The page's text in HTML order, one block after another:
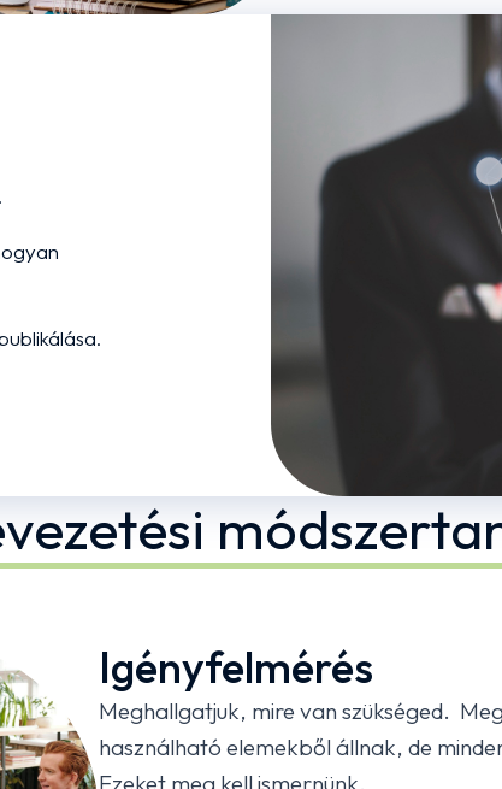
Igényfelmérés
Meghallgatjuk, mire van szükséged.
használható elemekből állnak, de
Ezeket meg kell ismernünk.